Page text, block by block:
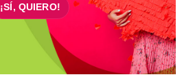
¡SÍ, QUIERO!